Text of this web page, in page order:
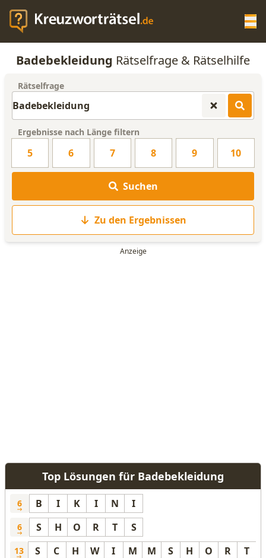
KREUZWORTRÄTSEL-HILFE
WORTLISTE
Badebekleidung Rätselfrage & Rätselhilfe
Rätselfrage
Ergebnisse nach Länge filtern
5 6 7 8 9 10
Suchen
Zu den Ergebnissen
Top Lösungen für Badebekleidung
6 B I K I N I
6 S H O R T S
13 S C H W I M M S H O R
T